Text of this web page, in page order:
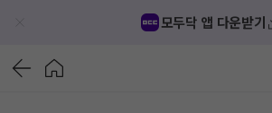
모두닥 앱 다운받기